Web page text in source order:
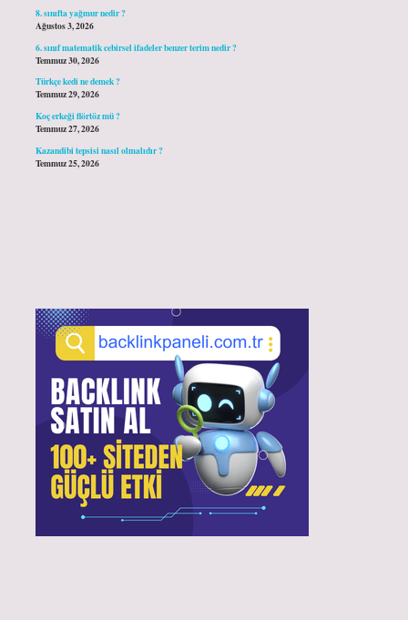
8. sınıfta yağmur nedir ?
Ağustos 3, 2026
6. sınıf matematik cebirsel ifadeler benzer terim nedir ?
Temmuz 30, 2026
Türkçe kedi ne demek ?
Temmuz 29, 2026
Koç erkeği flörtöz mü ?
Temmuz 27, 2026
Kazandibi tepsisi nasıl olmalıdır ?
Temmuz 25, 2026